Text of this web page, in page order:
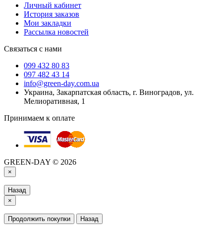
Личный кабинет
История заказов
Мои закладки
Рассылка новостей
Связаться с нами
099 432 80 83
097 482 43 14
info@green-day.com.ua
Украина, Закарпатская область, г. Виноградов, ул.
Мелиоративная, 1
Принимаем к оплате
GREEN-DAY © 2026
×
Назад
×
Продолжить покупки Назад